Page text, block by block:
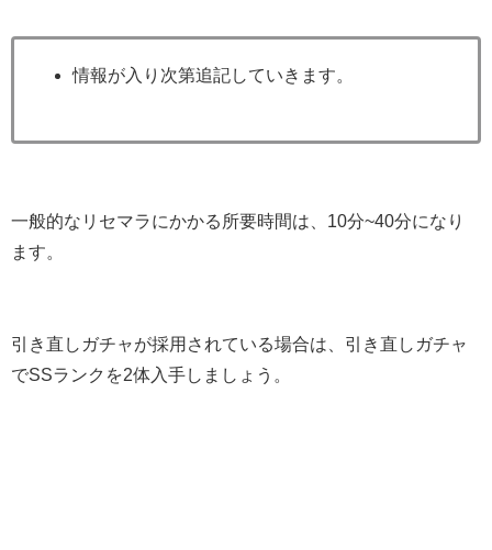
情報が入り次第追記していきます。
一般的なリセマラにかかる所要時間は、10分~40分になり
ます。
引き直しガチャが採用されている場合は、引き直しガチャ
でSSランクを2体入手しましょう。